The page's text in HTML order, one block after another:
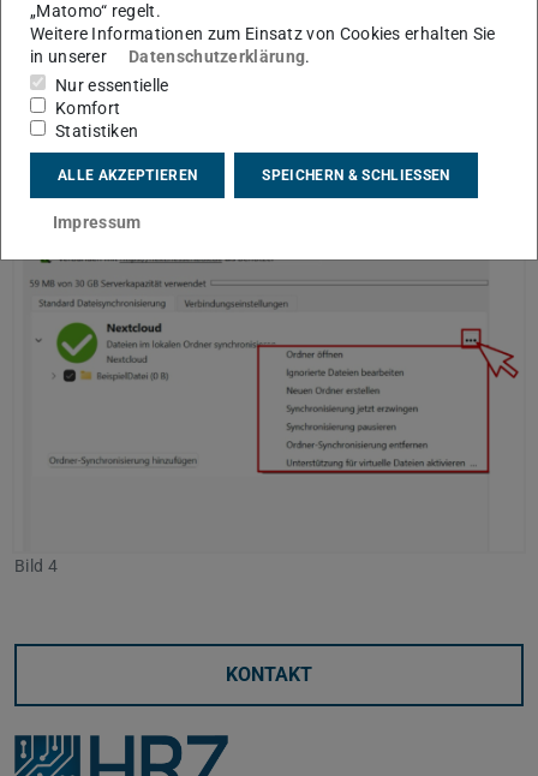
Wenn die Synchronisierung immer noch nicht erfolgreich
ist, klicken Sie wie in Bild 4 auf die drei Punkte und dann
im sich öffnenden Menü auf „Synchronisierung jetzt
erzwingen”.
Bild 4
KONTAKT
„Matomo“ regelt.
Weitere Informationen zum Einsatz von Cookies erhalten Sie
in unserer
Datenschutzerklärung.
Nur essentielle
Komfort
Statistiken
ALLE AKZEPTIEREN SPEICHERN & SCHLIESSEN
Impressum